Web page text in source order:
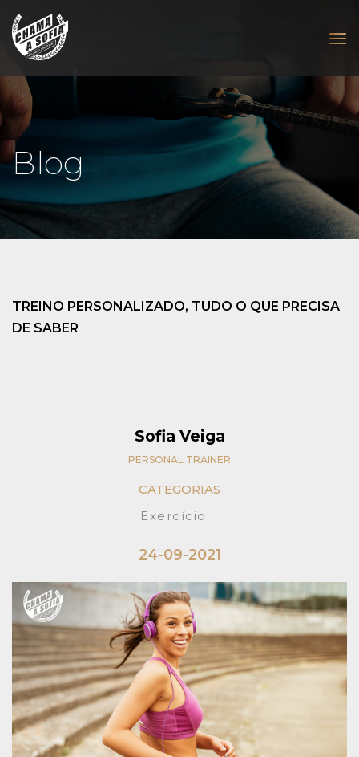
Blog
TREINO PERSONALIZADO, TUDO O QUE PRECISA
DE SABER
Sofia Veiga
PERSONAL TRAINER
CATEGORIAS
Exercício
24-09-2021